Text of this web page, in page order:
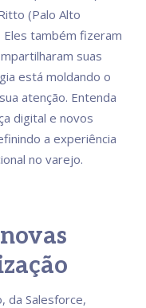
(Palo Alto
Eles também fizeram
suas
está moldando o
atenção. Entenda
digital e novos
a experiência
no varejo.
da Salesforce,